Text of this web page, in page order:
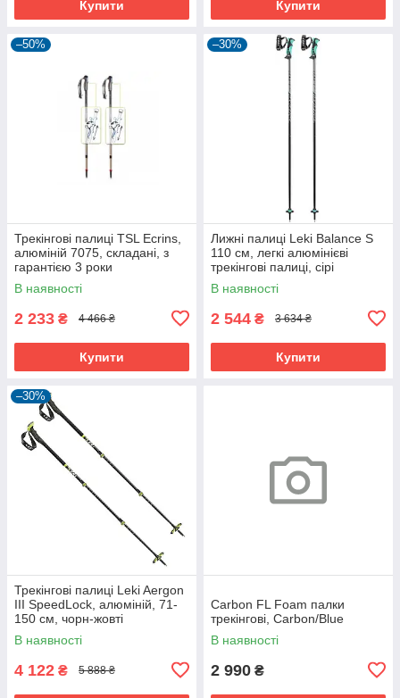
Купити Купити
–50%
Трекінгові палиці TSL Ecrins,
алюміній 7075, складані, з
гарантією 3 роки
В наявності
2 233 ₴ 4 466 ₴
Купити
–30%
Лижні палиці Leki Balance S
110 см, легкі алюмінієві
трекінгові палиці, сірі
В наявності
2 544 ₴ 3 634 ₴
Купити
–30%
Трекінгові палиці Leki Aergon
III SpeedLock, алюміній, 71-
150 см, чорн-жовті
В наявності
4 122 ₴ 5 888 ₴
Carbon FL Foam палки
трекінгові, Carbon/Blue
В наявності
2 990 ₴